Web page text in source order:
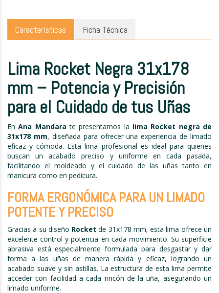
Características Ficha Técnica
Lima Rocket Negra 31x178
mm – Potencia y Precisión
para el Cuidado de tus Uñas
EnAna Mandara te presentamos la lima Rocket negra de
31x178 mm, diseñada para ofrecer una experiencia de limado
eficaz y cómoda. Esta lima profesional es ideal para quienes
buscan un acabado preciso y uniforme en cada pasada,
facilitando el moldeado y el cuidado de las uñas tanto en
manicura como en pedicura.
FORMA ERGONÓMICA PARA UN LIMADO
POTENTE Y PRECISO
Gracias a su diseño Rocket de 31x178 mm, esta lima ofrece un
excelente control y potencia en cada movimiento. Su superficie
abrasiva está especialmente formulada para desgastar y dar
forma a las uñas de manera rápida y eficaz, logrando un
acabado suave y sin astillas. La estructura de esta lima permite
acceder con facilidad a cada rincón de la uña, asegurando un
limado uniforme.